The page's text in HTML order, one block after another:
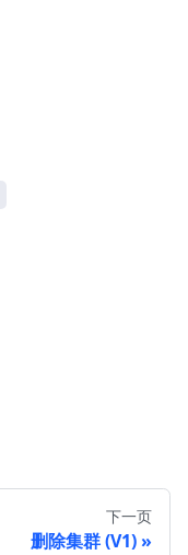
下一页
删除集群 (V1)